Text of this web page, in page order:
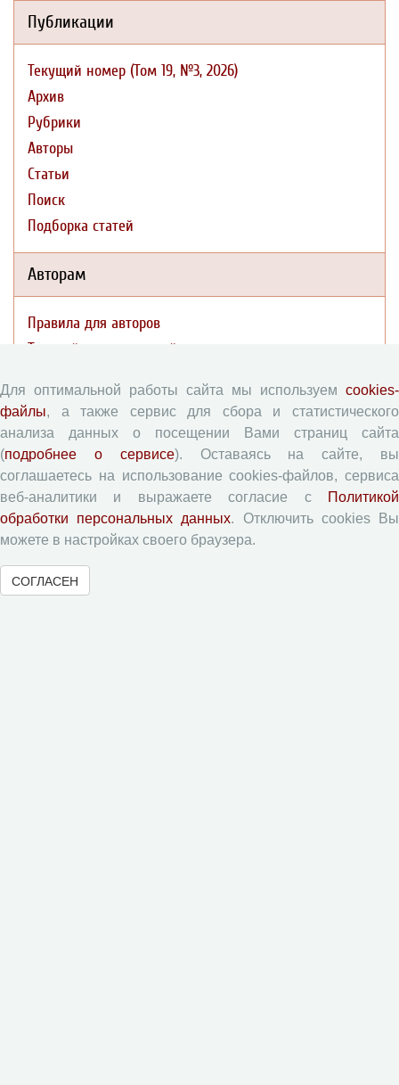
Публикации
Текущий номер (Том 19, №3, 2026)
Архив
Рубрики
Авторы
Статьи
Поиск
Подборка статей
Авторам
Правила для авторов
Типовой лицензионный договор
Авторские права
Приватность
Рецензентам
Памятка рецензенту
Форма рецензии
Для оптимальной работы сайта мы используем cookies-
файлы, а также сервис для сбора и статистического
анализа данных о посещении Вами страниц сайта
(подробнее о сервисе). Оставаясь на сайте, вы
соглашаетесь на использование cookies-файлов, сервиса
веб-аналитики и выражаете согласие с
Политикой
обработки персональных данных. Отключить cookies Вы
можете в настройках своего браузера.
СОГЛАСЕН